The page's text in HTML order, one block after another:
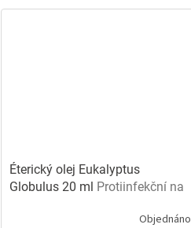
Éterický olej Eukalyptus
Globulus 20 ml Protiinfekční na
Objednáno